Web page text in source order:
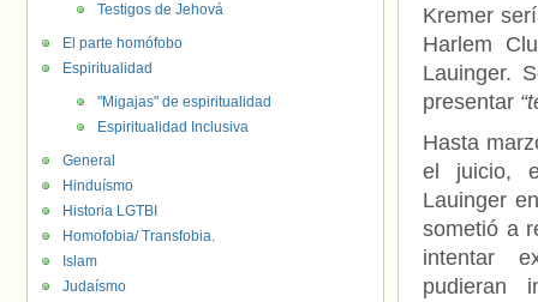
Kremer
Harlem
Lauinger.
presentar
Hasta
el juicio,
Lauinger
sometió a
intentar
pudieran
Testigos de Jehová
El parte homófobo
Espiritualidad
"Migajas" de espiritualidad
Espiritualidad Inclusiva
General
Hinduísmo
Historia LGTBI
Homofobia/ Transfobia.
Islam
Judaísmo